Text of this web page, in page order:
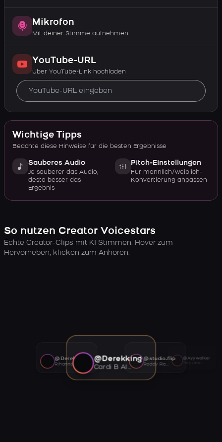
Mikrofon
Mit deiner Stimme aufnehmen
YouTube-URL
Über YouTube-Link hochladen
Wichtige Tipps
Beachte diese Hinweise für die besten Ergebnisse
Sauberes Audio
Je sauberer das Audio,
desto besser das
Ergebnis
Pitch-Einstellungen
Für männlich/weiblich-
Konvertierung anpassen
So nutzen Creator Voicestars
Echte Creator-Clips mit KI Stimmen. Hover zum
Hervorheben, klicken zum Anhören.
@Derekking
Cardi B AI voice
@studio.flip
Roddy Ricch AI voice
@Ayywalker
@Derekking
Rihanna AI voice